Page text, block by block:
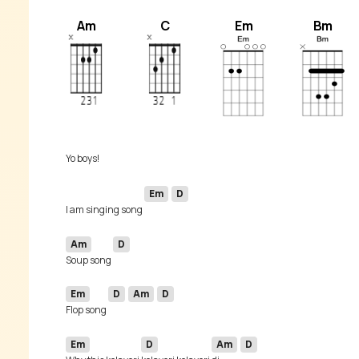
Am C Em Bm
I am singing song
Em D
Am
Soup song
D
Em
Flop song
D Am D
Em
D
Am
D